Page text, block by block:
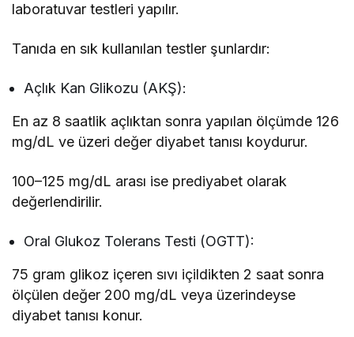
laboratuvar testleri yapılır.
Tanıda en sık kullanılan testler şunlardır:
Açlık Kan Glikozu (AKŞ):
En az 8 saatlik açlıktan sonra yapılan ölçümde 126
mg/dL ve üzeri değer diyabet tanısı koydurur.
100–125 mg/dL arası ise prediyabet olarak
değerlendirilir.
Oral Glukoz Tolerans Testi (OGTT):
75 gram glikoz içeren sıvı içildikten 2 saat sonra
ölçülen değer 200 mg/dL veya üzerindeyse
diyabet tanısı konur.